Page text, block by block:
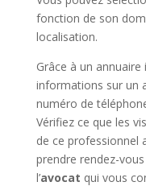
fonction de son
localisation.
Grâce à un
informations sur un
numéro de
Vérifiez ce que les
de ce professionnel
prendre rendez-
l’avocat qui vous